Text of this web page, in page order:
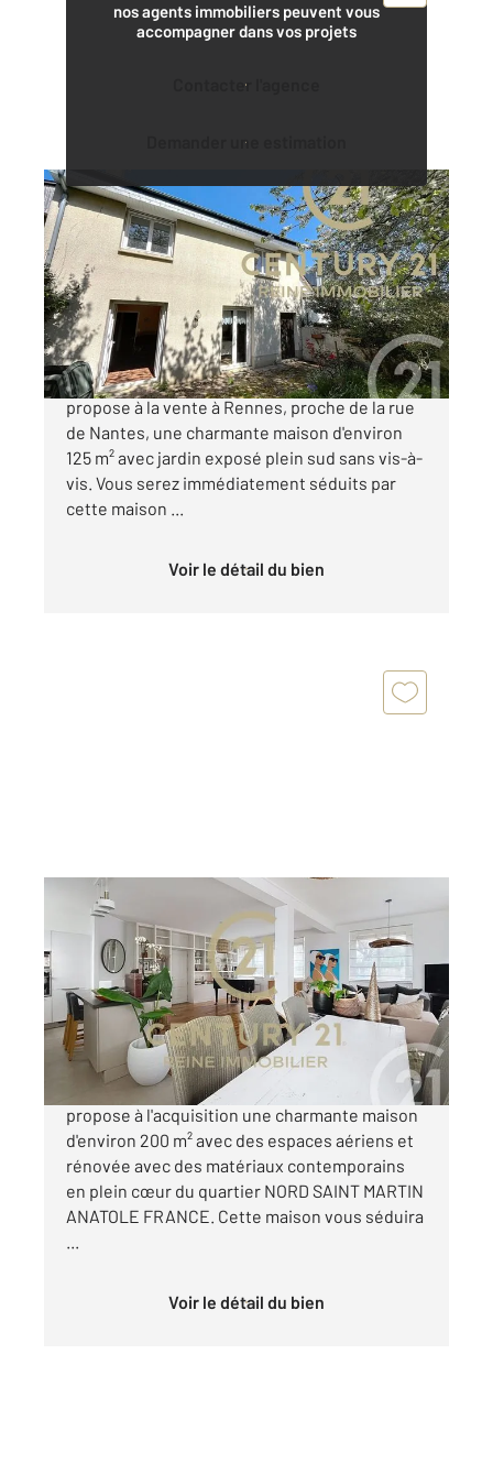
nos agents immobiliers peuvent vous
accompagner dans vos projets
Contacter l'agence
Demander une estimation
RENNES 35
124,28 m2, 6 pièces
Ref : 2864
Maison à vendre
473 000 €
L'agence CENTURY 21 Reine immobilier, vous
propose à la vente à Rennes, proche de la rue
de Nantes, une charmante maison d'environ
125 m² avec jardin exposé plein sud sans vis-à-
vis. Vous serez immédiatement séduits par
cette maison ...
Voir le détail du bien
RENNES 35
, 7 pièces
Ref : 3245
Maison à vendre
762 850 €
CENTURY 21 REINE IMMOBILIER - Vous
propose à l'acquisition une charmante maison
d'environ 200 m² avec des espaces aériens et
rénovée avec des matériaux contemporains
en plein cœur du quartier NORD SAINT MARTIN
ANATOLE FRANCE. Cette maison vous séduira
Voir le détail du bien